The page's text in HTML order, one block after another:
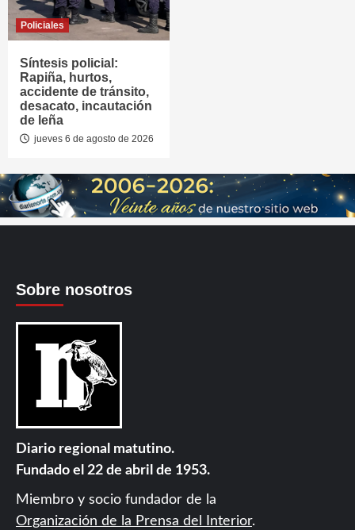
Policiales
Síntesis policial:
Rapiña, hurtos,
accidente de tránsito,
desacato, incautación
de leña
jueves 6 de agosto de 2026
Sobre nosotros
Diario regional matutino.
Fundado el 22 de abril de 1953.
Miembro y socio fundador de la
Organización de la Prensa del Interior.